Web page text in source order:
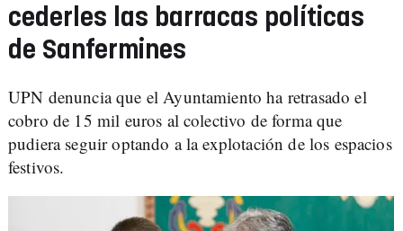
cederles las barracas políticas
de Sanfermines
UPN denuncia que el Ayuntamiento ha retrasado el
cobro de 15 mil euros al colectivo de forma que
pudiera seguir optando a la explotación de los espacios
festivos.